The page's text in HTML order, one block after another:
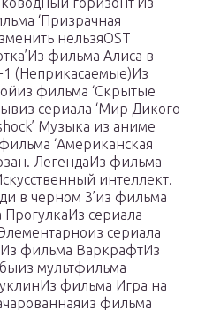
‘Призрачная
нельзяOST
фильма Алиса в
(Неприкасаемые)Из
фильма ‘Скрытые
сериала ‘Мир Дикого
Музыка из аниме
‘Американская
ЛегендаИз фильма
интеллект.
в черном 3’из фильма
сериала
сериала
фильма ВаркрафтИз
мультфильма
фильма Игра на
фильма